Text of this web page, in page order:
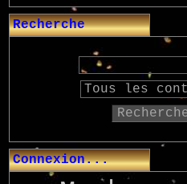
Recherche
Connexion...